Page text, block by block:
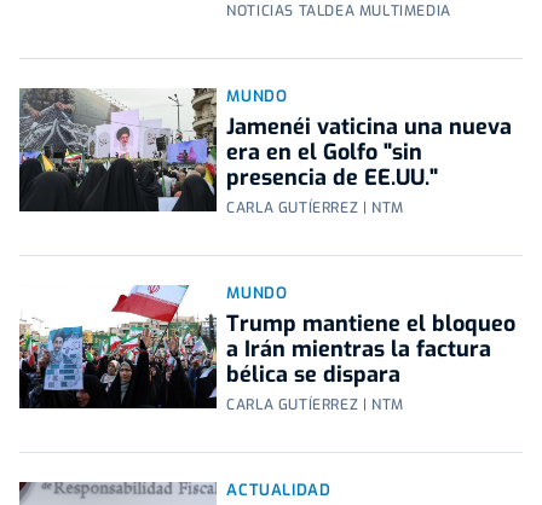
NOTICIAS TALDEA MULTIMEDIA
MUNDO
Jamenéi vaticina una nueva
era en el Golfo "sin
presencia de EE.UU."
CARLA GUTÍERREZ | NTM
MUNDO
Trump mantiene el bloqueo
a Irán mientras la factura
bélica se dispara
CARLA GUTÍERREZ | NTM
ACTUALIDAD